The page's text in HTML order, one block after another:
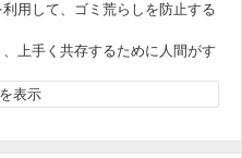
用して、ゴミ荒らしを防止する
上手く共存するために人間がす
めに、カラス語講座も開催！
表示